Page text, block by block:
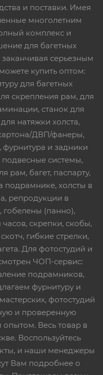
и поставки. Имея
многолетним
комплекс и
для багетных
серьезным
купить оптом:
для багетных
скрепления рам, для
станок для
натяжки холста,
ДВП/фанеры,
фурнитура и задники
системы,
рам, багет, паспарту,
подрамнике, холсты в
репродукции в
гобелены (панно),
скрепки, скобы,
гибкие стрелки,
Для фотостудий и
ЧОП-сервис:
подрамников,
фурнитуру и
фотостудий
и проверенную
Весь товар в
Воспользуйтесь
и наши менеджеры
Вам подробнее о